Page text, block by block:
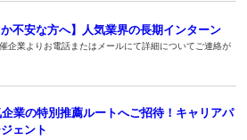
か不安な方へ】人気業界の長期インターン
企業よりお電話またはメールにて詳細についてご連絡が
企業の特別推薦ルートへご招待！キャリアパ
ェント